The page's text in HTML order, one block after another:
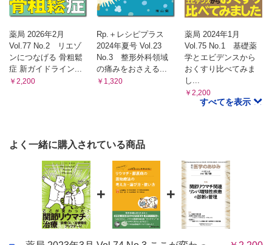
レポート
薬剤師による地域活動 ─医療過疎地における薬局薬剤師の役
割─
（橋本 貴尚）
薬局 2026年2月
Vol.77 No.2 リエゾ
ンにつなげる 骨粗鬆
症 新ガイドライン...
￥2,200
Rp.＋レシピプラス
2024年夏号 Vol.23
No.3 整形外科領域
の痛みをおさえる...
￥1,320
薬局 2024年1月
Vol.75 No.1 基礎薬
学とエビデンスから
おくすり比べてみま
し...
￥2,200
すべてを表示
よく一緒に購入されている商品
+ +